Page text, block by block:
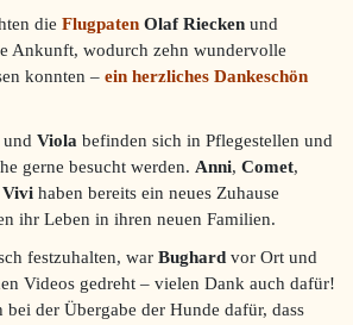
die Flugpaten Olaf Riecken und
Ankunft, wodurch zehn wundervolle
konnten – ein herzliches Dankeschön
und Viola befinden sich in Pflegestellen und
gerne besucht werden. Anni, Comet,
Vivi haben bereits ein neues Zuhause
ihr Leben in ihren neuen Familien.
festzuhalten, war Bughard vor Ort und
Videos gedreht – vielen Dank auch dafür!
bei der Übergabe der Hunde dafür, dass